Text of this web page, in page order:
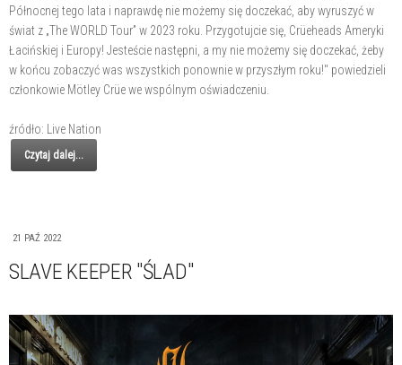
Północnej tego lata i naprawdę nie możemy się doczekać, aby wyruszyć w
świat z „The WORLD Tour” w 2023 roku. Przygotujcie się, Crüeheads Ameryki
Łacińskiej i Europy! Jesteście następni, a my nie możemy się doczekać, żeby
w końcu zobaczyć was wszystkich ponownie w przyszłym roku!" powiedzieli
członkowie Mötley Crüe we wspólnym oświadczeniu.
źródło: Live Nation
Czytaj dalej...
21 PAŹ 2022
SLAVE KEEPER "ŚLAD"